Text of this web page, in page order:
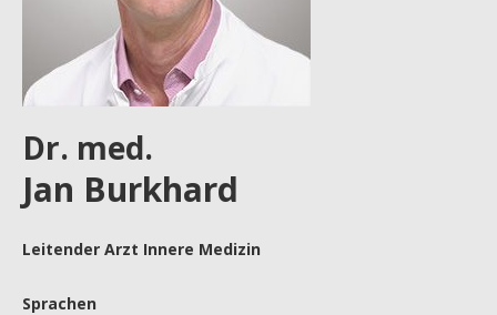
Dr. med.
Jan Burkhard
Leitender Arzt Innere Medizin
Sprachen